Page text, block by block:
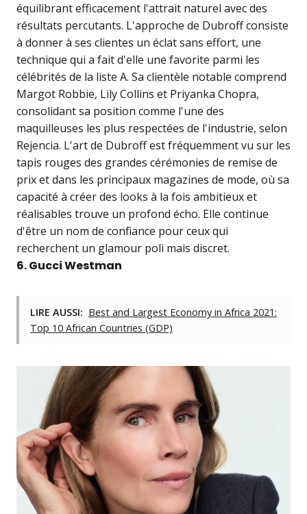
équilibrant efficacement l'attrait naturel avec des
résultats percutants. L'approche de Dubroff consiste
à donner à ses clientes un éclat sans effort, une
technique qui a fait d'elle une favorite parmi les
célébrités de la liste A. Sa clientèle notable comprend
Margot Robbie, Lily Collins et Priyanka Chopra,
consolidant sa position comme l'une des
maquilleuses les plus respectées de l'industrie, selon
Rejencia. L'art de Dubroff est fréquemment vu sur les
tapis rouges des grandes cérémonies de remise de
prix et dans les principaux magazines de mode, où sa
capacité à créer des looks à la fois ambitieux et
réalisables trouve un profond écho. Elle continue
d'être un nom de confiance pour ceux qui
recherchent un glamour poli mais discret.
6. Gucci Westman
LIRE AUSSI: Best and Largest Economy in Africa 2021:
Top 10 African Countries (GDP)